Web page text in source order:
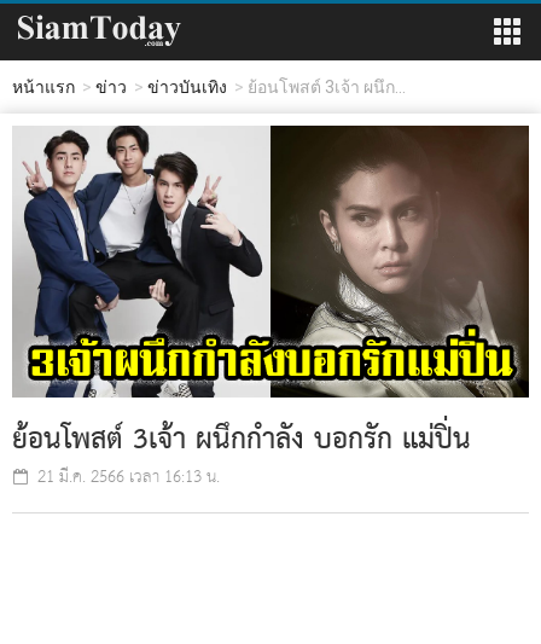
หน้าแรก ข่าว ข่าวบันเทิง ย้อนโพสต์ 3เจ้า ผนึก...
ย้อนโพสต์ 3เจ้า ผนึกกำลัง บอกรัก แม่ปิ่น
21 มี.ค. 2566 เวลา 16:13 น.